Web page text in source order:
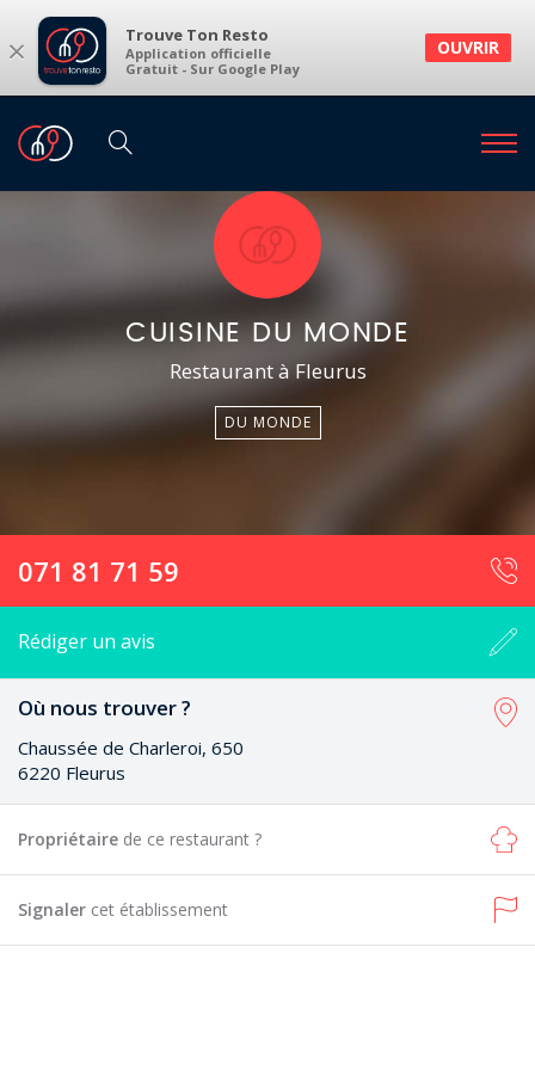
× Trouve Ton Resto
Application officielle
Gratuit - Sur Google Play
OUVRIR
CUISINE DU MONDE
Restaurant à Fleurus
DU MONDE
071 81 71 59
Rédiger un avis
Où nous trouver ?
Chaussée de Charleroi, 650
6220 Fleurus
Propriétaire de ce restaurant ?
Signaler cet établissement